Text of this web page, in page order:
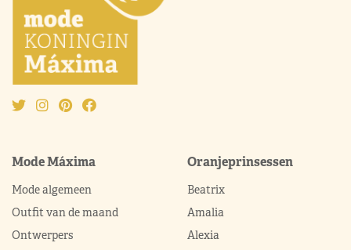
Mode Máxima
Mode algemeen
Outfit van de maand
Ontwerpers
Oranjeprinsessen
Beatrix
Amalia
Alexia